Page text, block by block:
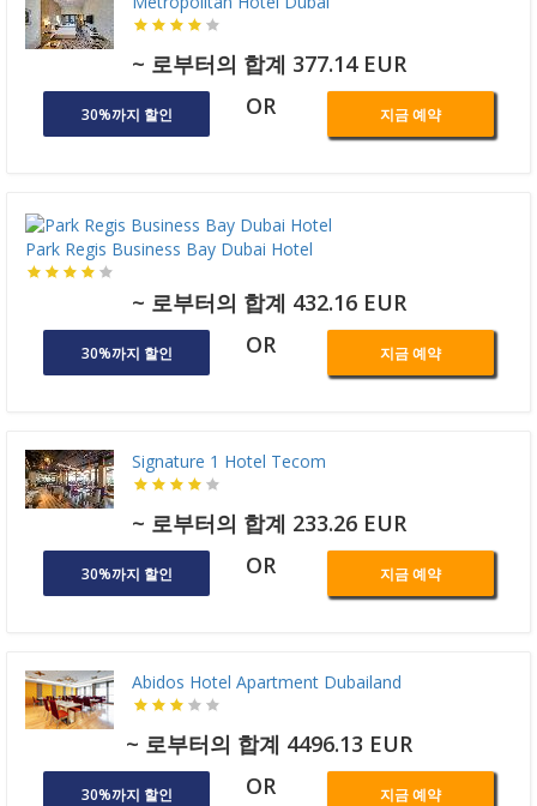
~ 로부터의 합계 377.14 EUR
30%까지 할인 OR 지금 예약
Park Regis Business Bay Dubai Hotel
~ 로부터의 합계 432.16 EUR
30%까지 할인 OR 지금 예약
Signature 1 Hotel Tecom
~ 로부터의 합계 233.26 EUR
30%까지 할인 OR 지금 예약
Abidos Hotel Apartment Dubailand
~ 로부터의 합계 4496.13 EUR
30%까지 할인 OR 지금 예약